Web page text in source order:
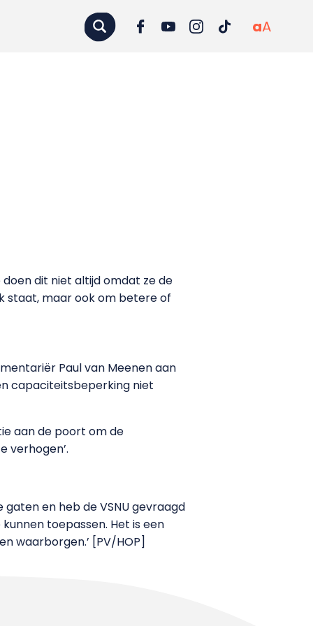
aA
doen dit niet altijd omdat ze de
staat, maar ook om betere of
Paul van Meenen aan
capaciteitsbeperking niet
aan de poort om de
verhogen’.
en heb de VSNU gevraagd
toepassen. Het is een
waarborgen.’ [PV/HOP]